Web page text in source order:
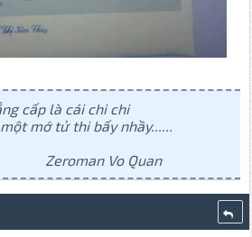
cấp là cái chi chi
mớ tử thi bấy nhầy......
Vo Quan